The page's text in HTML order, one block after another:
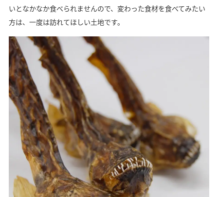
いとなかなか食べられませんので、変わった食材を食べてみたい
方は、一度は訪れてほしい土地です。